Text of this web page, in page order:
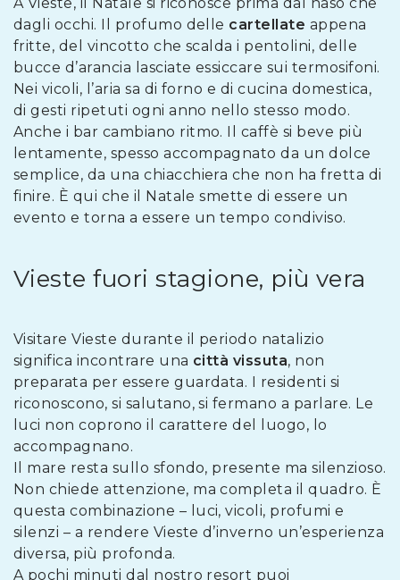
dagli occhi. Il profumo delle cartellate appena
fritte, del vincotto che scalda i pentolini, delle
bucce d’arancia lasciate essiccare sui termosifoni.
Nei vicoli, l’aria sa di forno e di cucina domestica,
di gesti ripetuti ogni anno nello stesso modo.
Anche i bar cambiano ritmo. Il caffè si beve più
lentamente, spesso accompagnato da un dolce
semplice, da una chiacchiera che non ha fretta di
finire. È qui che il Natale smette di essere un
evento e torna a essere un tempo condiviso.
Vieste fuori stagione, più vera
Visitare Vieste durante il periodo natalizio
significa incontrare una città vissuta, non
preparata per essere guardata. I residenti si
riconoscono, si salutano, si fermano a parlare. Le
luci non coprono il carattere del luogo, lo
accompagnano.
Il mare resta sullo sfondo, presente ma silenzioso.
Non chiede attenzione, ma completa il quadro. È
questa combinazione – luci, vicoli, profumi e
silenzi – a rendere Vieste d’inverno un’esperienza
diversa, più profonda.
A pochi minuti dal nostro resort puoi